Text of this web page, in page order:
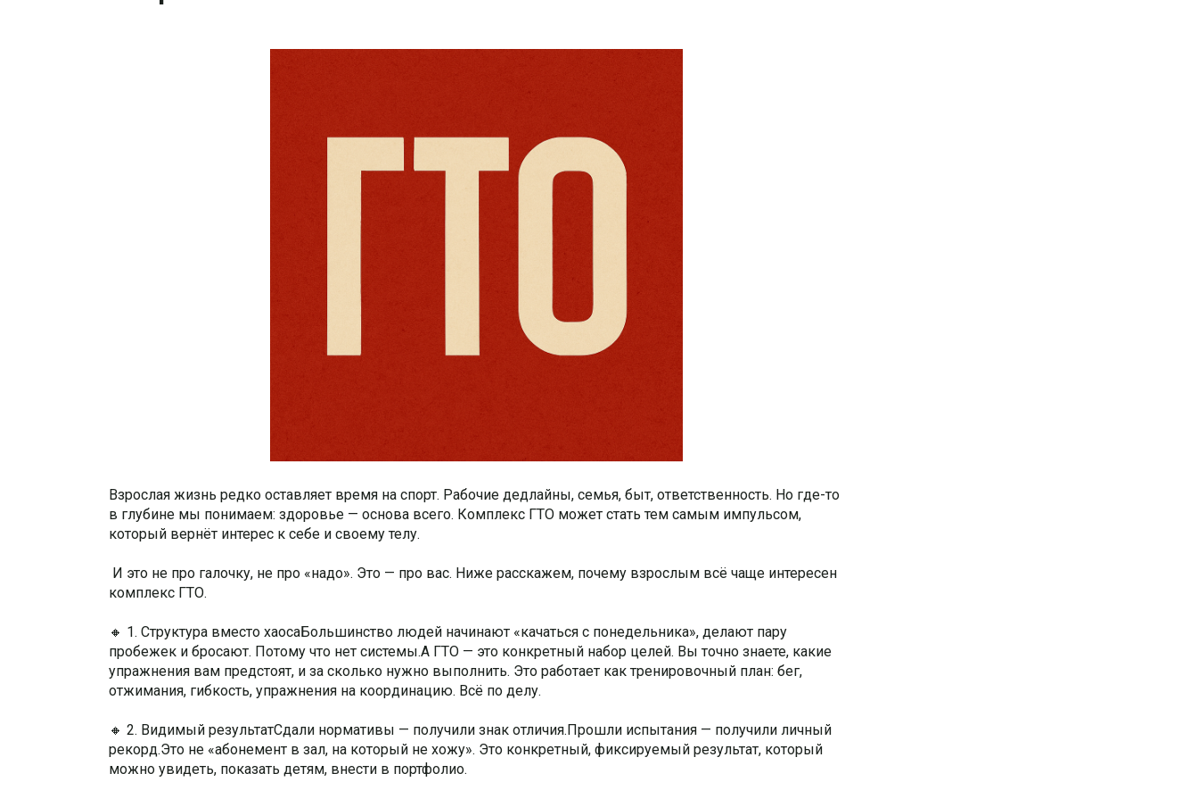
Взрослая жизнь редко оставляет время на спорт. Рабочие дедлайны, семья, быт, ответственность. Но где-то
в глубине мы понимаем: здоровье — основа всего. Комплекс ГТО может стать тем самым импульсом,
который вернёт интерес к себе и своему телу.
И это не про галочку, не про «надо». Это — про вас. Ниже расскажем, почему взрослым всё чаще интересен
комплекс ГТО.
🔸 1. Структура вместо хаосаБольшинство людей начинают «качаться с понедельника», делают пару
пробежек и бросают. Потому что нет системы.А ГТО — это конкретный набор целей. Вы точно знаете, какие
упражнения вам предстоят, и за сколько нужно выполнить. Это работает как тренировочный план: бег,
отжимания, гибкость, упражнения на координацию. Всё по делу.
🔸 2. Видимый результатСдали нормативы — получили знак отличия.Прошли испытания — получили личный
рекорд.Это не «абонемент в зал, на который не хожу». Это конкретный, фиксируемый результат, который
можно увидеть, показать детям, внести в портфолио.